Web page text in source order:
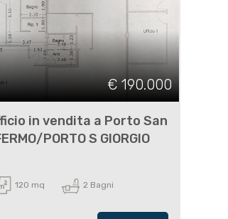
€ 190.000
in vendita a Porto San
PORTO S GIORGIO
120 mq 2 Bagni